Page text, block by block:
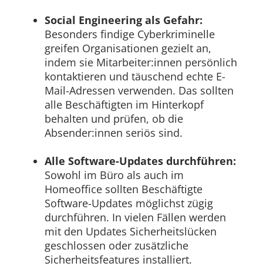
Social Engineering als Gefahr:
Besonders findige Cyberkriminelle
greifen Organisationen gezielt an,
indem sie Mitarbeiter:innen persönlich
kontaktieren und täuschend echte E-
Mail-Adressen verwenden. Das sollten
alle Beschäftigten im Hinterkopf
behalten und prüfen, ob die
Absender:innen seriös sind.
Alle Software-Updates durchführen:
Sowohl im Büro als auch im
Homeoffice sollten Beschäftigte
Software-Updates möglichst zügig
durchführen. In vielen Fällen werden
mit den Updates Sicherheitslücken
geschlossen oder zusätzliche
Sicherheitsfeatures installiert.